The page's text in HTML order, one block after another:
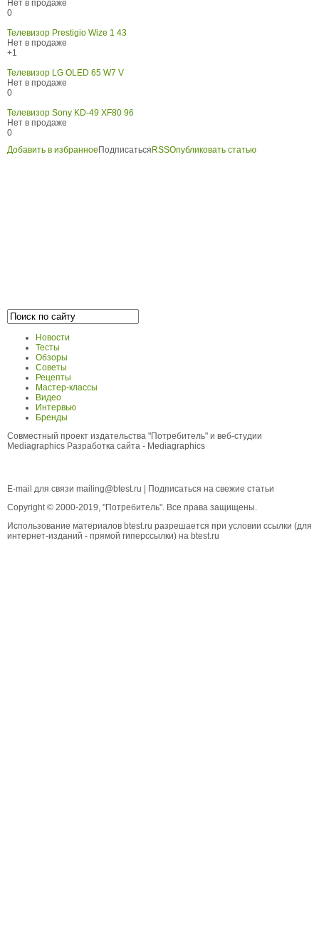
Нет в продаже
0
Телевизор Prestigio Wize 1 43
Нет в продаже
+1
Телевизор LG OLED 65 W7 V
Нет в продаже
0
Телевизор Sony KD-49 XF80 96
Нет в продаже
0
Добавить в избранноеПодписатьсяRSSОпубликовать статью
Новости
Тесты
Обзоры
Советы
Рецепты
Мастер-классы
Видео
Интервью
Бренды
Совместный проект издательства "Потребитель" и веб-студии
Mediagraphics Разработка сайта - Mediagraphics
E-mail для связи mailing@btest.ru | Подписаться на свежие статьи
Copyright © 2000-2019, "Потребитель". Все права защищены.
Использование материалов btest.ru разрешается при условии ссылки (для
интернет-изданий - прямой гиперссылки) на btest.ru